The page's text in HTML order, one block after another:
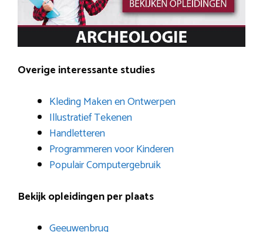
Overige interessante studies
Kleding Maken en Ontwerpen
Illustratief Tekenen
Handletteren
Programmeren voor Kinderen
Populair Computergebruik
Bekijk opleidingen per plaats